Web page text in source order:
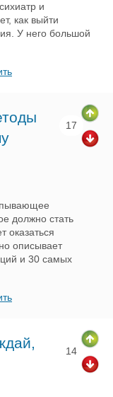
и
как выйти
У него большой
17
должно стать
оказаться
описывает
и 30 самых
14